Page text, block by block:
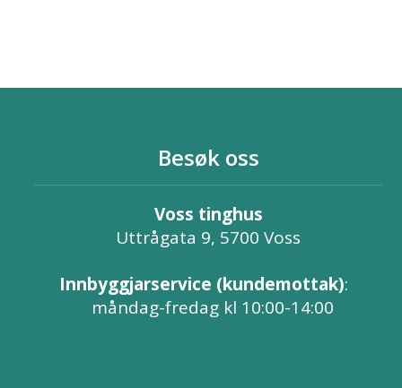
Besøk oss
Voss tinghus
Uttrågata 9, 5700 Voss
Innbyggjarservice (kundemottak):
måndag-fredag kl 10:00-14:00